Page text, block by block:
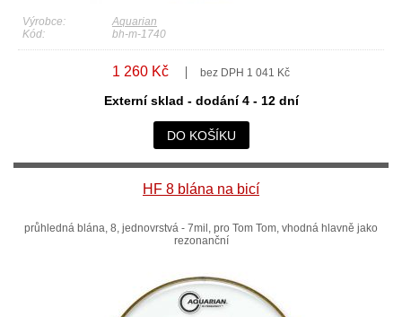
Výrobce:
Aquarian
Kód:
bh-m-1740
1 260 Kč bez DPH 1 041 Kč
Externí sklad - dodání 4 - 12 dní
DO KOŠÍKU
HF 8 blána na bicí
průhledná blána, 8, jednovrstvá - 7mil, pro Tom Tom, vhodná hlavně jako
rezonanční